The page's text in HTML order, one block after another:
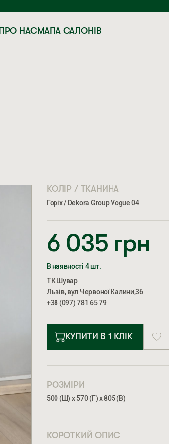
ПРО НАСМАПА САЛОНІВ
КОЛІР / ТКАНИНА
Горіх / Dekora Group Vogue 04
6 035 грн
В наявності 4 шт.
ТК Шувар
Львів, вул Червоної Калини,36
+38 (097) 781 65 79
КУПИТИ В 1 КЛІК
РОЗМІРИ
500 (Ш) х 570 (Г) х 805 (В)
КОРОТКИЙ ОПИС